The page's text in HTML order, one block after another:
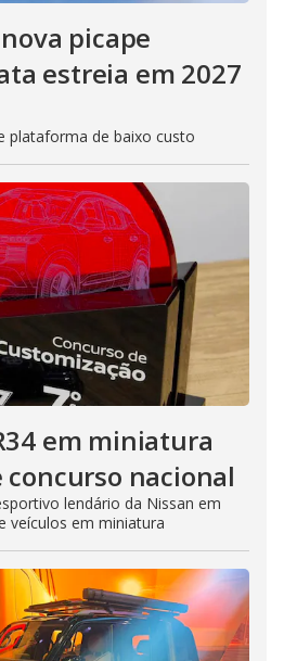
picape
estreia em 2027
plataforma de baixo custo
em miniatura
concurso nacional
lendário da Nissan em
veículos em miniatura